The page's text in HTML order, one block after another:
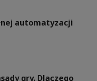
automatyzacji
gry. Dlaczego